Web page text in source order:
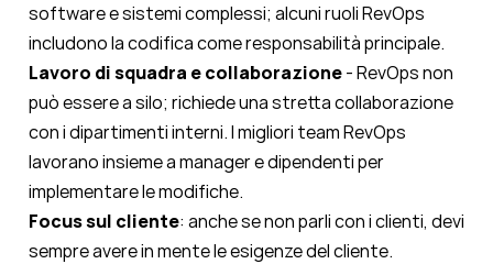
software e sistemi complessi; alcuni ruoli RevOps
includono la codifica come responsabilità principale.
Lavoro di squadra e collaborazione- RevOps non
può essere a silo; richiede una stretta collaborazione
con i dipartimenti interni. I migliori team RevOps
lavorano insieme a manager e dipendenti per
implementare le modifiche.
Focus sul cliente: anche se non parli con i clienti, devi
sempre avere in mente le esigenze del cliente.